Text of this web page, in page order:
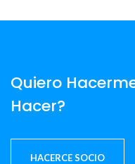
Quiero
Hacer?
HACERCE SOCIO